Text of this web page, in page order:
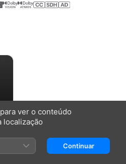
ver o conteúdo
localização
Continuar